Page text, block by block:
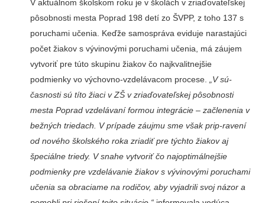
V aktuálnom školskom roku je v školách v zriaďovateľskej
pôsobnosti mesta Poprad 198 detí zo ŠVPP, z toho 137 s
poruchami učenia. Keďže samospráva eviduje narasta­júci
počet žiakov s vývino­vými poruchami učenia, má záujem
vytvoriť pre túto sku­pinu žiakov čo najkvalitnejšie
podmienky vo výchovno­-vzdelávacom procese.
„V sú-
časnosti sú títo žiaci v ZŠ v zriaďovateľskej pôsobnosti
mesta Poprad vzdelávaní for­mou integrácie – začlenenia v
bežných triedach. V prí­pade záujmu sme však prip-ravení
od nového školského roka zriadiť pre týchto žiakov aj
špeciálne triedy. V snahe vytvoriť čo najoptimálnejšie
podmienky pre vzdelávanie žiakov s vývinovými poru­chami
učenia sa obraciame na rodičov, aby vyjadrili svoj názor a